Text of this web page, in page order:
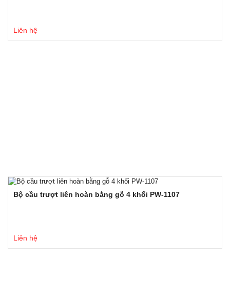
Liên hệ
Bộ cầu trượt liên hoàn bằng gỗ 4 khối PW-1107
Liên hệ